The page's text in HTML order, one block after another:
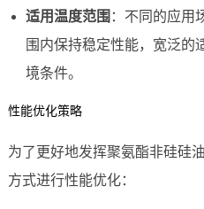
适用温度范围 ：不同的应用
围内保持稳定性能，宽泛的
境条件。
性能优化策略
为了更好地发挥聚氨酯非硅硅
方式进行性能优化：